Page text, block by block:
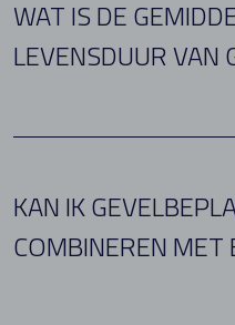
WAT IS DE
LEVENSDUUR VAN
KAN IK
COMBINEREN MET